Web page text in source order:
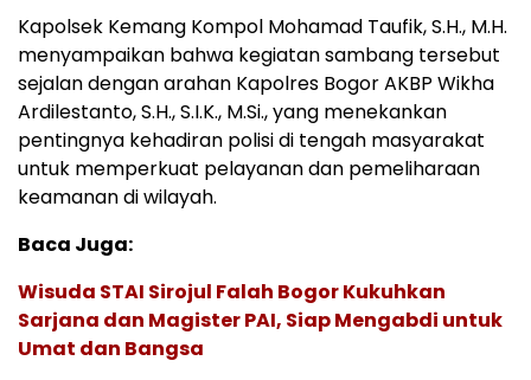
Kapolsek Kemang Kompol Mohamad Taufik, S.H., M.H.
menyampaikan bahwa kegiatan sambang tersebut
sejalan dengan arahan Kapolres Bogor AKBP Wikha
Ardilestanto, S.H., S.I.K., M.Si., yang menekankan
pentingnya kehadiran polisi di tengah masyarakat
untuk memperkuat pelayanan dan pemeliharaan
keamanan di wilayah.
Baca Juga:
Wisuda STAI Sirojul Falah Bogor Kukuhkan
Sarjana dan Magister PAI, Siap Mengabdi untuk
Umat dan Bangsa